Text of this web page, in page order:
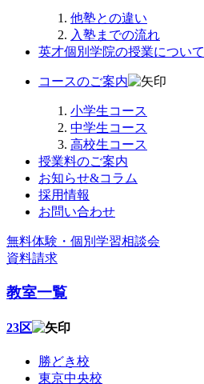
他塾との違い
入塾までの流れ
英才個別学院の授業について
コースのご案内
小学生コース
中学生コース
高校生コース
授業料のご案内
お知らせ&コラム
採用情報
お問い合わせ
無料体験・個別学習相談会
資料請求
教室一覧
23区
勝どき校
東京中央校